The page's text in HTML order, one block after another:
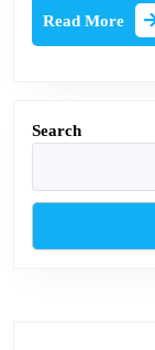
Read More
Search